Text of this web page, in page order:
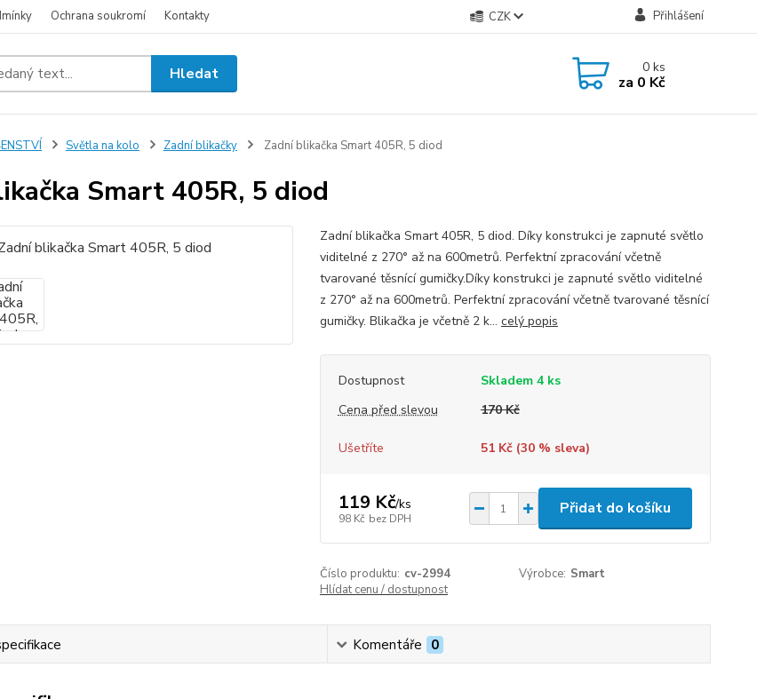
Ochrana soukromí Kontakty CZK Přihlášení
Hledat 0ks
za 0 Kč
Světla na kolo Zadní blikačky Zadní blikačka Smart 405R, 5 diod
Smart 405R, 5 diod
Zadní blikačka Smart 405R, 5 diod. Díky konstrukci je zapnuté světlo
viditelné z 270° až na 600metrů. Perfektní zpracování včetně
tvarované těsnící gumičky.Díky konstrukci je zapnuté světlo viditelné
z 270° až na 600metrů. Perfektní zpracování včetně tvarované těsnící
gumičky. Blikačka je včetně 2 k... celý popis
Dostupnost
Skladem 4 ks
Cena před slevou
170 Kč
Ušetříte 51 Kč (30% sleva)
119 Kč/ks
98 Kč bez DPH
Přidat do košíku
Číslo produktu: cv-2994 Výrobce: Smart
Hlídat cenu / dostupnost
Komentáře 0